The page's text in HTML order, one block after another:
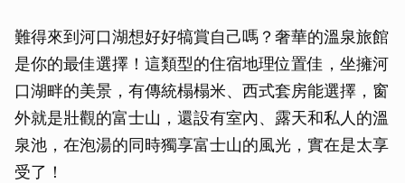
難得來到河口湖想好好犒賞自己嗎？奢華的溫泉旅館
是你的最佳選擇！這類型的住宿地理位置佳，坐擁河
口湖畔的美景，有傳統榻榻米、西式套房能選擇，窗
外就是壯觀的富士山，還設有室內、露天和私人的溫
泉池，在泡湯的同時獨享富士山的風光，實在是太享
受了！